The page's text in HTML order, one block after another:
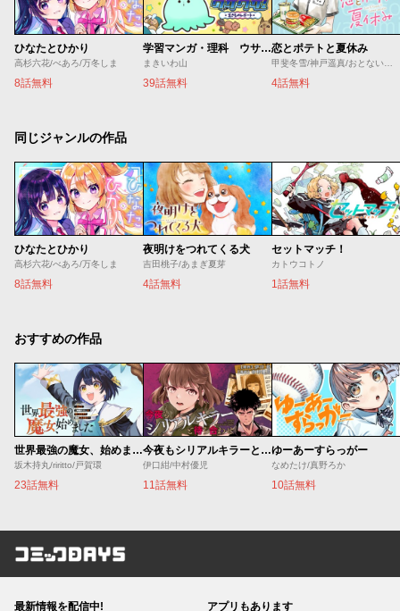
ひなたとひかり
高杉六花/べあろ/万冬しま
8話無料
学習マンガ・理科 ウサウサ！
まきいわ山
39話無料
恋とポテトと夏休み
甲斐冬雪/神戸遥真/おとないちあき
4話無料
同じジャンルの作品
ひなたとひかり
高杉六花/べあろ/万冬しま
8話無料
夜明けをつれてくる犬
吉田桃子/あまぎ夏芽
4話無料
セットマッチ！
カトウコトノ
1話無料
おすすめの作品
世界最強の魔女、始めました ～私だけ『攻略サイト』を見れる世界で自由に生きます～
坂木持丸/riritto/戸賀環
23話無料
今夜もシリアルキラーと待ち合わせ
伊口紺/中村優児
11話無料
ゆーあーすらっがー
なめたけ/真野ろか
10話無料
コミックDAYS
最新情報を配信中! アプリもあります